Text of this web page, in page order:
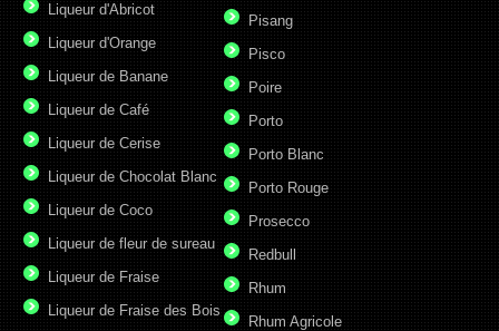
Liqueur d'Abricot
Liqueur d'Orange
Liqueur de Banane
Liqueur de Café
Liqueur de Cerise
Liqueur de Chocolat Blanc
Liqueur de Coco
Liqueur de fleur de sureau
Liqueur de Fraise
Liqueur de Fraise des Bois
Pisang
Pisco
Poire
Porto
Porto Blanc
Porto Rouge
Prosecco
Redbull
Rhum
Rhum Agricole